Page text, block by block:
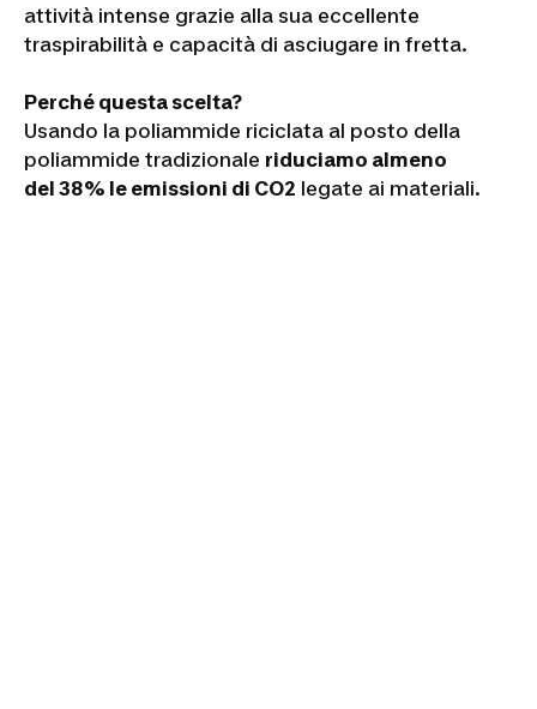
attività intense grazie alla sua eccellente
traspirabilità e capacità di asciugare in fretta.
Perché questa scelta?
Usando la poliammide riciclata al posto della
poliammide tradizionale riduciamo almeno
del 38% le emissioni di CO2 legate ai materiali.